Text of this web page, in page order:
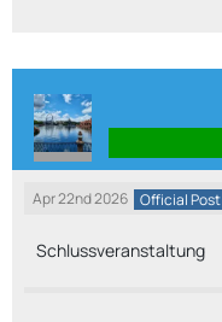
Apr 22nd 2026 Official Post
Schlussveranstaltung